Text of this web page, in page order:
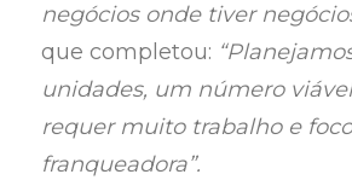
negócios onde tiver
que completou:
unidades, um número
requer muito trabalho e
franqueadora”.